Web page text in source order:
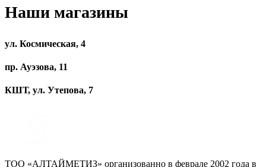
Наши магазины
ул. Космическая, 4
пр. Ауэзова, 11
КШТ, ул. Утепова, 7
ТОО «АЛТАЙМЕТИЗ» организованно в феврале 2002 года в